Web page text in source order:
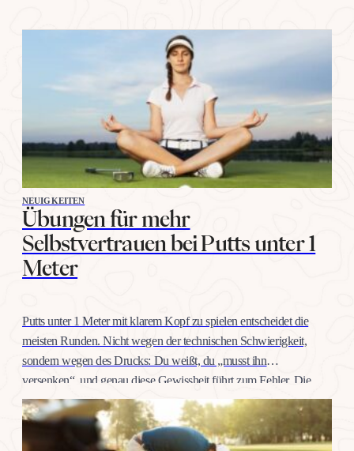
NEUIGKEITEN
Übungen für mehr
Selbstvertrauen bei Putts unter 1
Meter
Putts unter 1 Meter mit klarem Kopf zu spielen entscheidet die
meisten Runden. Nicht wegen der technischen Schwierigkeit,
sondern wegen des Drucks: Du weißt, du „musst ihn
versenken“, und genau diese Gewissheit führt zum Fehler. Die
gute Nachricht: Selbstvertrauen auf dieser Distanz trainiert man
wie jeden anderen Schlag, mit konkreten Übungen, nicht mit
Willenskraft. Warum…